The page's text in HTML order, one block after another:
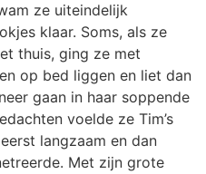
ze uiteindelijk
klaar. Soms, als ze
thuis, ging ze met
op bed liggen en liet dan
gaan in haar soppende
voelde ze Tim’s
langzaam en dan
Met zijn grote